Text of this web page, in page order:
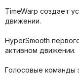
TimeWarp создает
движении.
HyperSmooth
активном движении.
Голосовые команды